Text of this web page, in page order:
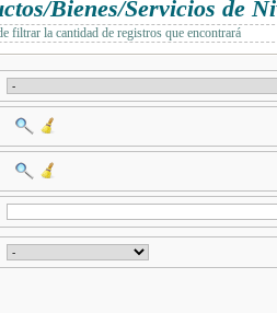
Bienes/Servicios de
filtrar la cantidad de registros que encontrará